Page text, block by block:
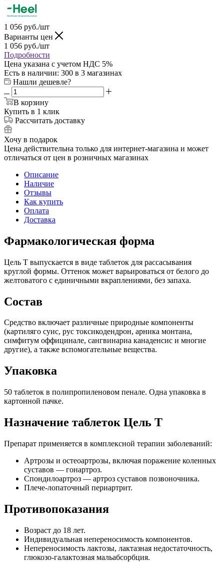
1 056 руб./шт
Варианты цен
1 056 руб./шт
Подробности
Цена указана с учетом НДС 5%
Есть в наличии: 300 в 3 магазинах
Нашли дешевле?
В корзину
Купить в 1 клик
Рассчитать доставку
Хочу в подарок
Цена действительна только для интернет-магазина и может
отличаться от цен в розничных магазинах
Описание
Наличие
Отзывы
Как купить
Оплата
Доставка
Фармакологическая форма
Цель Т выпускается в виде таблеток для рассасывания
круглой формы. Оттенок может варьироваться от белого до
желтоватого с единичными вкраплениями, без запаха.
Состав
Средство включает различные природные компоненты
(картиляго суис, рус токсикодендрон, арника монтана,
симфитум оффицинале, сангвинариа канаденсис и многие
другие), а также вспомогательные вещества.
Упаковка
50 таблеток в полипропиленовом пенале. Одна упаковка в
картонной пачке.
Назначение таблеток Цель Т
Препарат применяется в комплексной терапии заболеваний:
Артрозы и остеоартрозы, включая поражение коленных
суставов — гонартроз.
Спондилоартроз — артроз суставов позвоночника.
Плече-лопаточный периартрит.
Противопоказания
Возраст до 18 лет.
Индивидуальная непереносимость компонентов.
Непереносимость лактозы, лактазная недостаточность,
глюкозо-галактозная мальабсорбция.